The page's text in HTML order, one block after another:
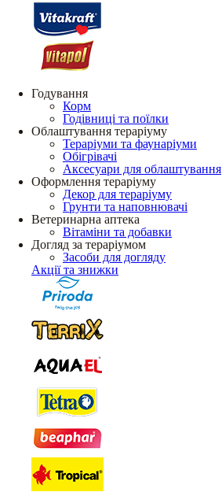
Годування
Корм
Годівниці та поїлки
Облаштування тераріуму
Тераріуми та фаунаріуми
Обігрівачі
Аксесуари для облаштування
Оформлення тераріуму
Декор для тераріуму
Грунти та наповнювачі
Ветеринарна аптека
Вітаміни та добавки
Догляд за тераріумом
Засоби для догляду
Акції та знижки